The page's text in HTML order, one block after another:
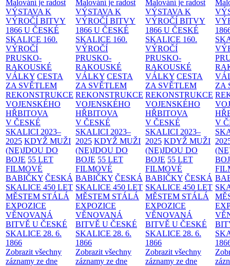
Malování je radost
VÝSTAVA K
VÝROČÍ BITVY
1866 U ČESKÉ
SKALICE 160.
VÝROČÍ
PRUSKO-
RAKOUSKÉ
VÁLKY CESTA
ZA SVĚTLEM
REKONSTRUKCE
VOJENSKÉHO
HŘBITOVA
V ČESKÉ
SKALICI 2023–
2025 KDYŽ MUŽI
(NE)JDOU DO
BOJE 55 LET
FILMOVÉ
BABIČKY ČESKÁ
SKALICE 450 LET
MĚSTEM STÁLÁ
EXPOZICE
VĚNOVANÁ
BITVĚ U ČESKÉ
SKALICE 28. 6.
1866
Zobrazit všechny
záznamy ze dne
Malování je radost
VÝSTAVA K
VÝROČÍ BITVY
1866 U ČESKÉ
SKALICE 160.
VÝROČÍ
PRUSKO-
RAKOUSKÉ
VÁLKY CESTA
ZA SVĚTLEM
REKONSTRUKCE
VOJENSKÉHO
HŘBITOVA
V ČESKÉ
SKALICI 2023–
2025 KDYŽ MUŽI
(NE)JDOU DO
BOJE 55 LET
FILMOVÉ
BABIČKY ČESKÁ
SKALICE 450 LET
MĚSTEM STÁLÁ
EXPOZICE
VĚNOVANÁ
BITVĚ U ČESKÉ
SKALICE 28. 6.
1866
Zobrazit všechny
záznamy ze dne
Malování je radost
VÝSTAVA K
VÝROČÍ BITVY
1866 U ČESKÉ
SKALICE 160.
VÝROČÍ
PRUSKO-
RAKOUSKÉ
VÁLKY CESTA
ZA SVĚTLEM
REKONSTRUKCE
VOJENSKÉHO
HŘBITOVA
V ČESKÉ
SKALICI 2023–
2025 KDYŽ MUŽI
(NE)JDOU DO
BOJE 55 LET
FILMOVÉ
BABIČKY ČESKÁ
SKALICE 450 LET
MĚSTEM STÁLÁ
EXPOZICE
VĚNOVANÁ
BITVĚ U ČESKÉ
SKALICE 28. 6.
1866
Zobrazit všechny
záznamy ze dne
ZA
V